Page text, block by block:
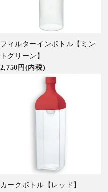
フィルターインボトル【ミン
トグリーン】
2,750円(内税)
カークボトル【レッド】